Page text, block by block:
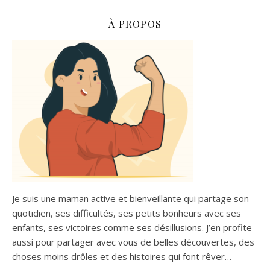
À PROPOS
Je suis une maman active et bienveillante qui partage son
quotidien, ses difficultés, ses petits bonheurs avec ses
enfants, ses victoires comme ses désillusions. J’en profite
aussi pour partager avec vous de belles découvertes, des
choses moins drôles et des histoires qui font rêver…